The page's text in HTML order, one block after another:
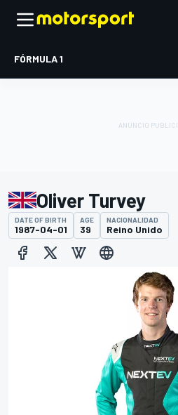
FÓRMULA 1
Oliver Turvey
DATE OF BIRTH
1987-04-01
AGE
39
NACIONALIDAD
Reino Unido